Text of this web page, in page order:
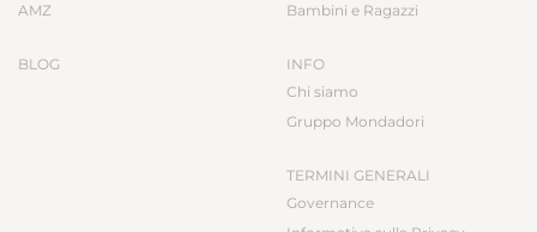
AMZ
BLOG
Bambini e Ragazzi
INFO
Chi siamo
Gruppo Mondadori
TERMINI GENERALI
Governance